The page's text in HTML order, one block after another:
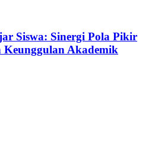
Siswa: Sinergi Pola Pikir
Keunggulan Akademik